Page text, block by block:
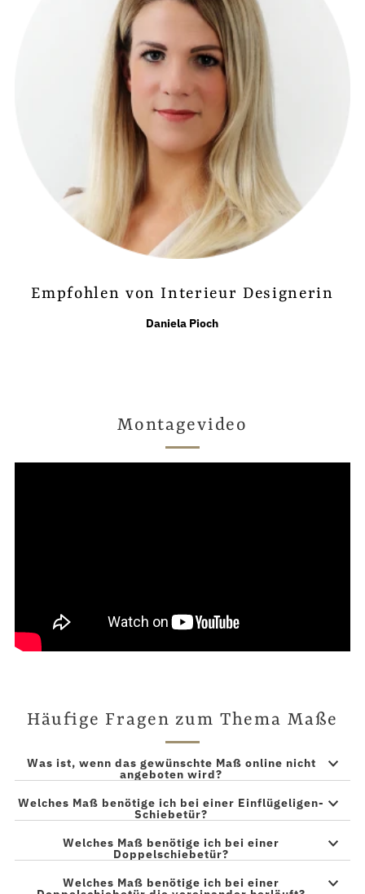
Empfohlen von Interieur Designerin
Daniela Pioch
Montagevideo
Häufige Fragen zum Thema Maße
Was ist, wenn das gewünschte Maß online nicht
angeboten wird?
Welches Maß benötige ich bei einer Einflügeligen-
Schiebetür?
Welches Maß benötige ich bei einer
Doppelschiebetür?
Welches Maß benötige ich bei einer